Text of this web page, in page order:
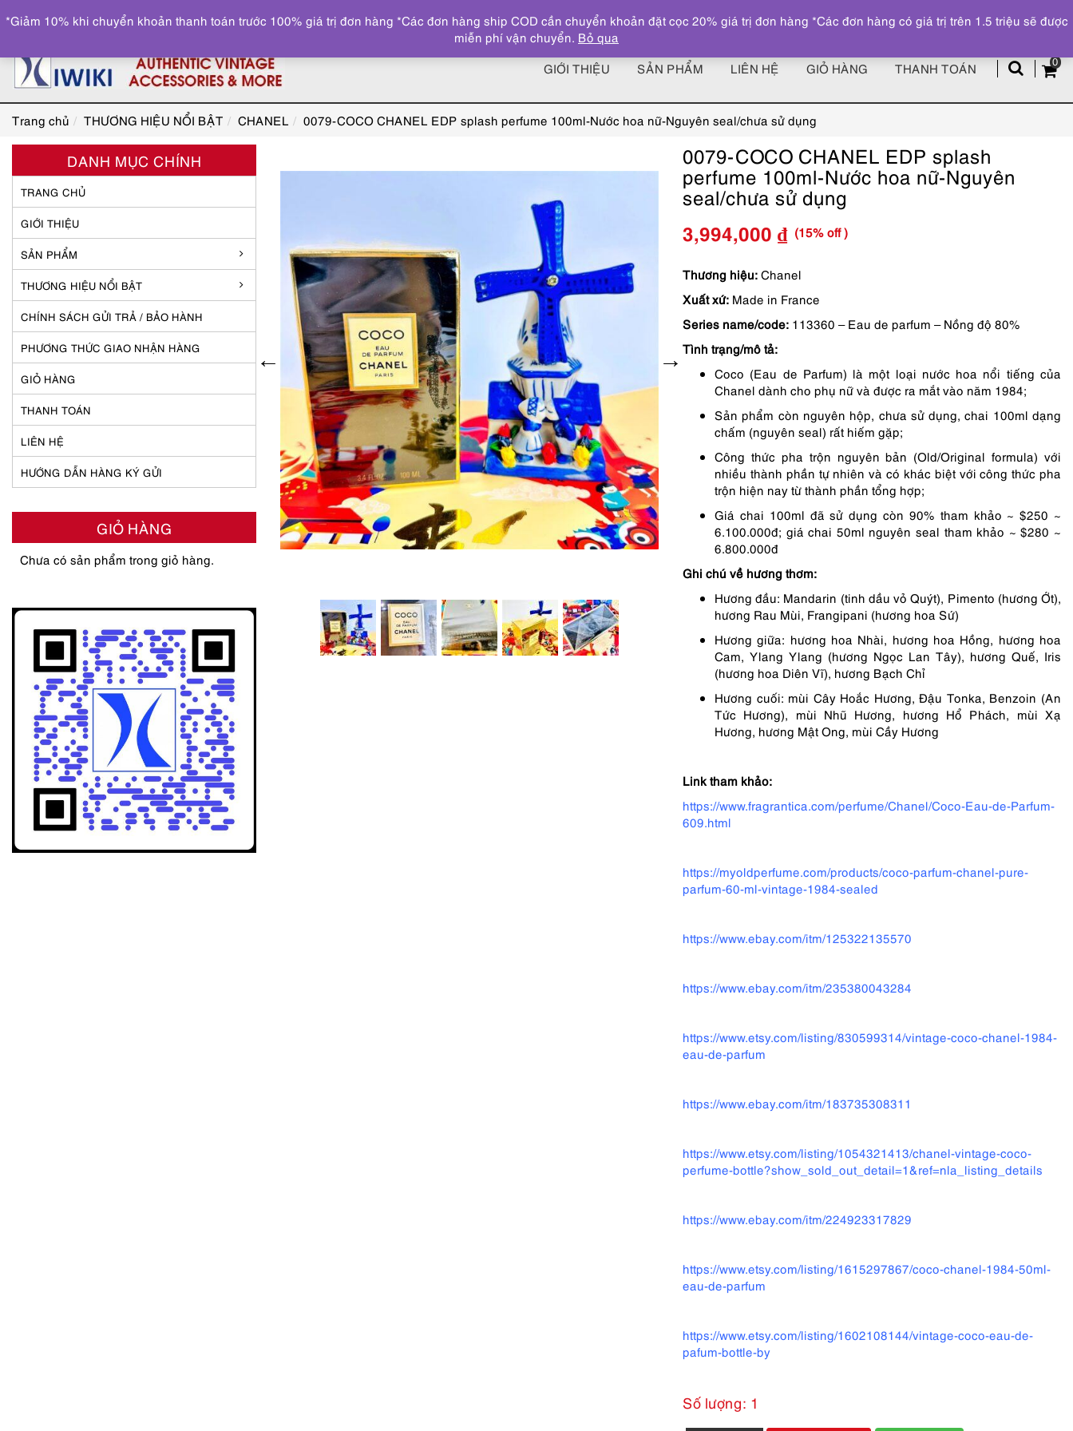
z
0
GIỚI THIỆU SẢN PHẨM LIÊN HỆ GIỎ HÀNG THANH TOÁN
Trang chủ THƯƠNG HIỆU NỔI BẬT CHANEL 0079-COCO CHANEL EDP splash perfume 100ml-Nước hoa nữ-Nguyên seal/chưa sử dụng
0079-COCO CHANEL EDP splash
perfume 100ml-Nước hoa nữ-Nguyên
seal/chưa sử dụng
Giá
gốc
là:
4,699,000 ₫.
3,994,000 ₫
Giá
hiện
tại
là:
(15% off )
Thương hiệu: Chanel
Xuất xứ: Made in France
Series name/code: 113360 – Eau de parfum – Nồng độ 80%
Tình trạng/mô tả:
Coco (Eau de Parfum) là một loại nước hoa nổi tiếng của
Chanel dành cho phụ nữ và được ra mắt vào năm 1984;
Sản phẩm còn nguyên hộp, chưa sử dụng, chai 100ml dạng
chấm (nguyên seal) rất hiếm gặp;
Công thức pha trộn nguyên bản (Old/Original formula) với
nhiều thành phần tự nhiên và có khác biệt với công thức pha
trộn hiện nay từ thành phần tổng hợp;
Giá chai 100ml đã sử dụng còn 90% tham khảo ~ $250 ~
6.100.000đ; giá chai 50ml nguyên seal tham khảo ~ $280 ~
6.800.000đ
Ghi chú về hương thơm:
Hương đầu: Mandarin (tinh dầu vỏ Quýt), Pimento (hương Ớt),
hương Rau Mùi, Frangipani (hương hoa Sứ)
Hương giữa: hương hoa Nhài, hương hoa Hồng, hương hoa
Cam, Ylang Ylang (hương Ngọc Lan Tây), hương Quế, Iris
(hương hoa Diên Vĩ), hương Bạch Chỉ
Hương cuối: mùi Cây Hoắc Hương, Đậu Tonka, Benzoin (An
Tức Hương), mùi Nhũ Hương, hương Hổ Phách, mùi Xạ
Hương, hương Mật Ong, mùi Cầy Hương
Link tham khảo:
https://www.fragrantica.com/perfume/Chanel/Coco-Eau-de-Parfum-
609.html
https://myoldperfume.com/products/coco-parfum-chanel-pure-
parfum-60-ml-vintage-1984-sealed
https://www.ebay.com/itm/125322135570
https://www.ebay.com/itm/235380043284
https://www.etsy.com/listing/830599314/vintage-coco-chanel-1984-
eau-de-parfum
https://www.ebay.com/itm/183735308311
https://www.etsy.com/listing/1054321413/chanel-vintage-coco-
perfume-bottle?show_sold_out_detail=1&ref=nla_listing_details
https://www.ebay.com/itm/224923317829
https://www.etsy.com/listing/1615297867/coco-chanel-1984-50ml-
eau-de-parfum
https://www.etsy.com/listing/1602108144/vintage-coco-eau-de-
pafum-bottle-by
Số lượng: 1
DANH MỤC CHÍNH
TRANG CHỦ
GIỚI THIỆU
SẢN PHẨM
THƯƠNG HIỆU NỔI BẬT
CHÍNH SÁCH GỬI TRẢ / BẢO HÀNH
PHƯƠNG THỨC GIAO NHẬN HÀNG
GIỎ HÀNG
THANH TOÁN
LIÊN HỆ
HƯỚNG DẪN HÀNG KÝ GỬI
GIỎ HÀNG
Chưa có sản phẩm trong giỏ hàng.
*Giảm 10% khi chuyển khoản thanh toán trước 100% giá trị đơn hàng *Các đơn hàng ship COD cần chuyển khoản đặt cọc 20% giá trị đơn hàng *Các đơn hàng có giá trị trên 1.5 triệu sẽ được
miễn phí vận chuyển. Bỏ qua